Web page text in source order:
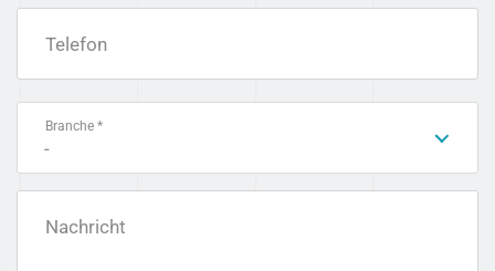
Telefon
Branche *
-
Nachricht